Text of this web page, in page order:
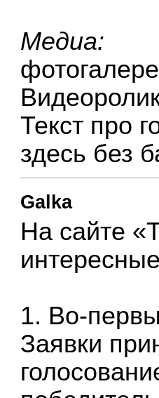
Медиа:
Текст про
здесь без
Galka
На сайте
1. Во-
Заявки